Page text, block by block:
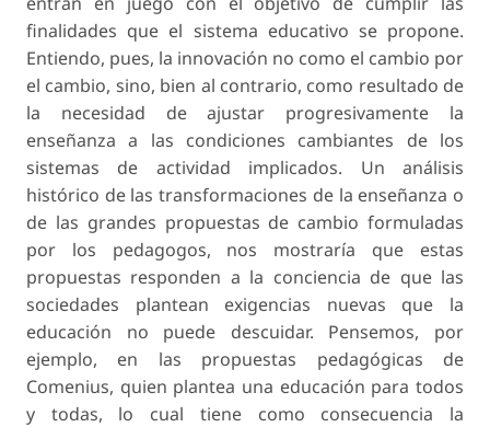
finalidades que el sistema educativo se propone.
Entiendo, pues, la innovación no como el cambio por
el cambio, sino, bien al contrario, como resultado de
la necesidad de ajustar progresivamente la
enseñanza a las condiciones cambiantes de los
sistemas de actividad implicados. Un análisis
histórico de las transformaciones de la enseñanza o
de las grandes propuestas de cambio formuladas
por los pedagogos, nos mostraría que estas
propuestas responden a la conciencia de que las
sociedades plantean exigencias nuevas que la
educación no puede descuidar. Pensemos, por
ejemplo, en las propuestas pedagógicas de
Comenius, quien plantea una educación para todos
y todas, lo cual tiene como consecuencia la